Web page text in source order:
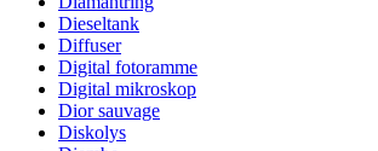
Dieseltank
Diffuser
Digital fotoramme
Digital mikroskop
Dior sauvage
Diskolys